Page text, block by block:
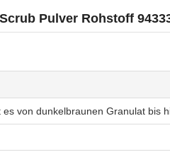
Pulver Rohstoff
von dunkelbraunen Granulat bis